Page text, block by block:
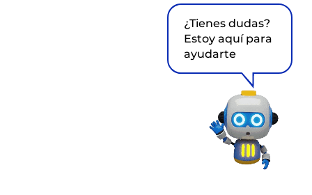
¿Tienes dudas?
Estoy aquí para
ayudarte